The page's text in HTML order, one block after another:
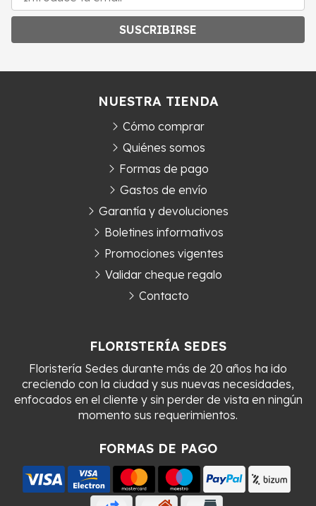
SUSCRIBIRSE
FLORISTERÍA SEDES
Floristería Sedes durante más de 20 años ha ido
creciendo con la ciudad y sus nuevas necesidades,
enfocados en el cliente y sin perder de vista en ningún
momento sus requerimientos.
FORMAS DE PAGO
NUESTRA TIENDA
Cómo comprar
Quiénes somos
Formas de pago
Gastos de envío
Garantía y devoluciones
Boletines informativos
Promociones vigentes
Validar cheque regalo
Contacto